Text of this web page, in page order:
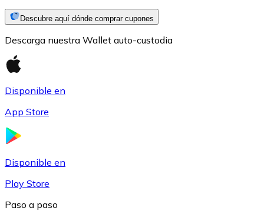
USD Coin
Descubre aquí dónde comprar cupones
Descarga nuestra Wallet auto-custodia
Disponible en
App Store
Disponible en
Play Store
Paso a paso